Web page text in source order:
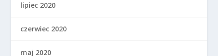
lipiec 2020
czerwiec 2020
maj 2020